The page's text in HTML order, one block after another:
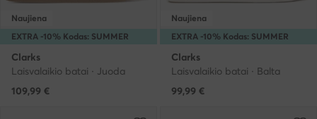
EXTRA -10% Kodas: SUMMER
Naujiena
Clarks
Laisvalaikio batai · Juoda
109,99 €
EXTRA -10% Kodas: SUMMER
Naujiena
Clarks
Laisvalaikio batai · Balta
99,99 €